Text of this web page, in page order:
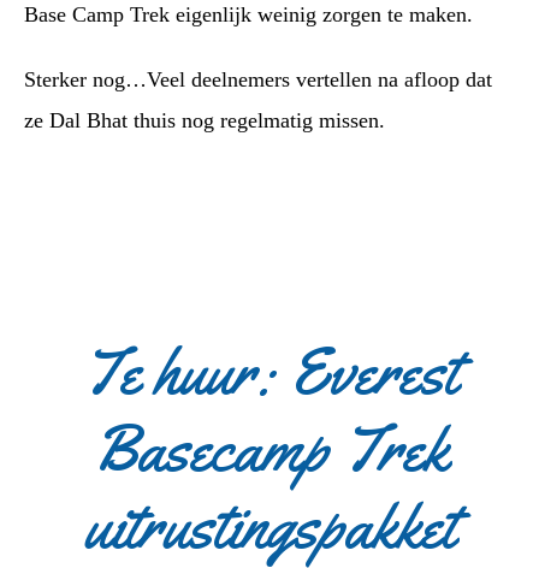
Base Camp Trek eigenlijk weinig zorgen te maken.
Sterker nog…Veel deelnemers vertellen na afloop dat
ze Dal Bhat thuis nog regelmatig missen.
Te huur: Everest
Basecamp Trek
uitrustingspakket